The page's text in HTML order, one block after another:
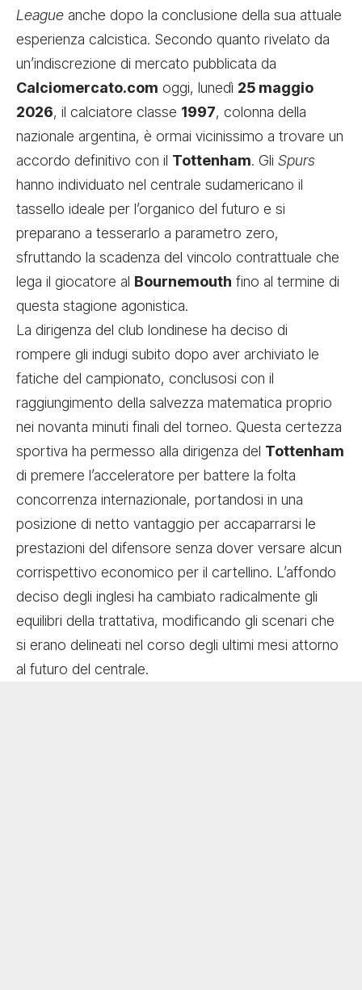
League anche dopo la conclusione della sua attuale
esperienza calcistica. Secondo quanto rivelato da
un’indiscrezione di mercato pubblicata da
Calciomercato.com oggi, lunedì 25 maggio
2026, il calciatore classe 1997, colonna della
nazionale argentina, è ormai vicinissimo a trovare un
accordo definitivo con il Tottenham. Gli Spurs
hanno individuato nel centrale sudamericano il
tassello ideale per l’organico del futuro e si
preparano a tesserarlo a parametro zero,
sfruttando la scadenza del vincolo contrattuale che
lega il giocatore al Bournemouth fino al termine di
questa stagione agonistica.
La dirigenza del club londinese ha deciso di
rompere gli indugi subito dopo aver archiviato le
fatiche del campionato, conclusosi con il
raggiungimento della salvezza matematica proprio
nei novanta minuti finali del torneo. Questa certezza
sportiva ha permesso alla dirigenza del Tottenham
di premere l’acceleratore per battere la folta
concorrenza internazionale, portandosi in una
posizione di netto vantaggio per accaparrarsi le
prestazioni del difensore senza dover versare alcun
corrispettivo economico per il cartellino. L’affondo
deciso degli inglesi ha cambiato radicalmente gli
equilibri della trattativa, modificando gli scenari che
si erano delineati nel corso degli ultimi mesi attorno
al futuro del centrale.